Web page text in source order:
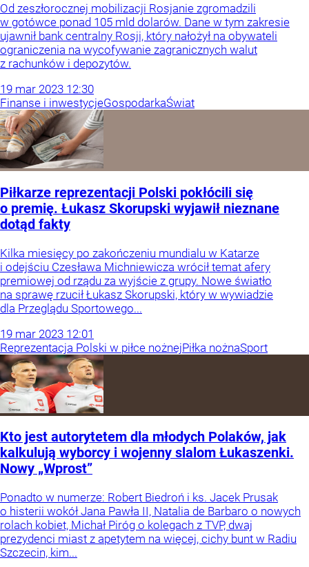
Od zeszłorocznej mobilizacji Rosjanie zgromadzili
w gotówce ponad 105 mld dolarów. Dane w tym zakresie
ujawnił bank centralny Rosji, który nałożył na obywateli
ograniczenia na wycofywanie zagranicznych walut
z rachunków i depozytów.
19 mar 2023 12:30
Finanse i inwestycjeGospodarkaŚwiat
Piłkarze reprezentacji Polski pokłócili się
o premię. Łukasz Skorupski wyjawił nieznane
dotąd fakty
Kilka miesięcy po zakończeniu mundialu w Katarze
i odejściu Czesława Michniewicza wrócił temat afery
premiowej od rządu za wyjście z grupy. Nowe światło
na sprawę rzucił Łukasz Skorupski, który w wywiadzie
dla Przeglądu Sportowego...
19 mar 2023 12:01
Reprezentacja Polski w piłce nożnejPiłka nożnaSport
Kto jest autorytetem dla młodych Polaków, jak
kalkulują wyborcy i wojenny slalom Łukaszenki.
Nowy „Wprost”
Ponadto w numerze: Robert Biedroń i ks. Jacek Prusak
o histerii wokół Jana Pawła II, Natalia de Barbaro o nowych
rolach kobiet, Michał Piróg o kolegach z TVP, dwaj
prezydenci miast z apetytem na więcej, cichy bunt w Radiu
Szczecin, kim...